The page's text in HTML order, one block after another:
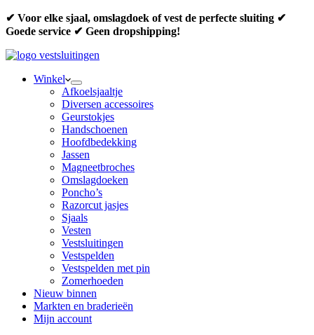
✔ Voor elke sjaal, omslagdoek of vest de perfecte sluiting ✔
Goede service ✔ Geen dropshipping!
Winkel
Afkoelsjaaltje
Diversen accessoires
Geurstokjes
Handschoenen
Hoofdbedekking
Jassen
Magneetbroches
Omslagdoeken
Poncho’s
Razorcut jasjes
Sjaals
Vesten
Vestsluitingen
Vestspelden
Vestspelden met pin
Zomerhoeden
Nieuw binnen
Markten en braderieën
Mijn account